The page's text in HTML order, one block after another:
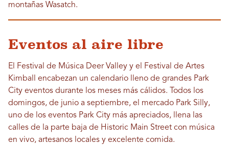
montañas Wasatch.
Eventos al aire libre
El Festival de Música Deer Valley y el Festival de Artes
Kimball encabezan un calendario lleno de grandes Park
City eventos durante los meses más cálidos. Todos los
domingos, de junio a septiembre, el mercado Park Silly,
uno de los eventos Park City más apreciados, llena las
calles de la parte baja de Historic Main Street con música
en vivo, artesanos locales y excelente comida.